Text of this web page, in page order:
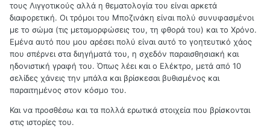
τους Λιγγοτικούς αλλά η θεματολογία του είναι αρκετά
διαφορετική. Οι τρόμοι του Μποζινάκη είναι πολύ συνυφασμένοι
με το σώμα (τις μεταμορφώσεις του, τη φθορά του) και το Χρόνο.
Εμένα αυτό που μου αρέσει πολύ είναι αυτό το γοητευτικό χάος
που σπέρνει στα διηγήματά του, η σχεδόν παραισθησιακή και
ηδονιστική γραφή του. Όπως λέει και ο Ελέκτρο, μετά από 10
σελίδες χάνεις την μπάλα και βρίσκεσαι βυθισμένος και
παραιτημένος στον κόσμο του.
Και να προσθέσω και τα πολλά ερωτικά στοιχεία που βρίσκονται
στις ιστορίες του.